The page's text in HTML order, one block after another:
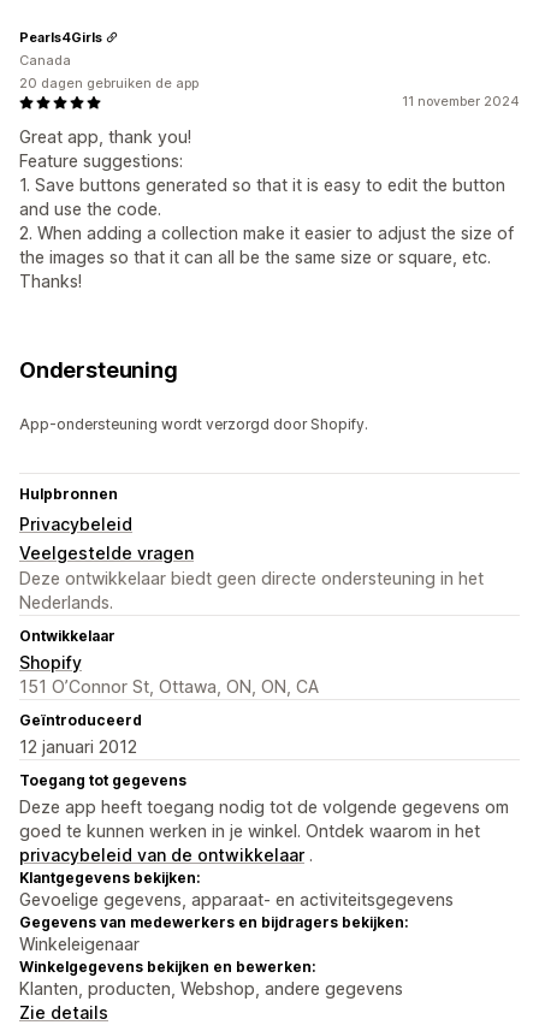
11 november 2024
Great app, thank you!
Feature suggestions:
1. Save buttons generated so that it is easy to edit the button
and use the code.
2. When adding a collection make it easier to adjust the size of
the images so that it can all be the same size or square, etc.
Thanks!
Pearls4Girls
Canada
20 dagen gebruiken de app
Ondersteuning
App-ondersteuning wordt verzorgd door Shopify.
Hulpbronnen
Privacybeleid
Veelgestelde vragen
Deze ontwikkelaar biedt geen directe ondersteuning in het
Nederlands.
Ontwikkelaar
Shopify
151 O’Connor St, Ottawa, ON, ON, CA
Geïntroduceerd
12 januari 2012
Toegang tot gegevens
Deze app heeft toegang nodig tot de volgende gegevens om
goed te kunnen werken in je winkel. Ontdek waarom in het
privacybeleid van de ontwikkelaar .
Klantgegevens bekijken:
Gevoelige gegevens, apparaat- en activiteitsgegevens
Gegevens van medewerkers en bijdragers bekijken:
Winkeleigenaar
Winkelgegevens bekijken en bewerken:
Klanten, producten, Webshop, andere gegevens
Zie details